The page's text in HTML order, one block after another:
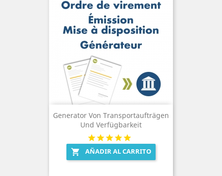
Generator Von Transportaufträgen
Und Verfügbarkeit
 AÑADIR AL CARRITO